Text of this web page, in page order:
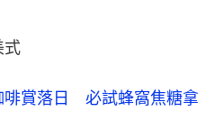
式
啡賞落日 必試蜂窩焦糖拿